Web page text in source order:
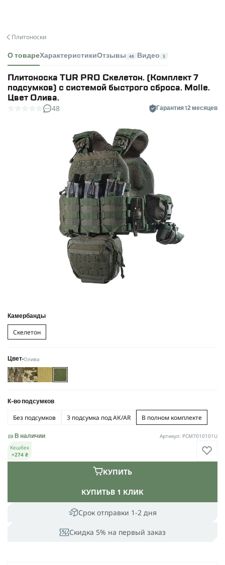
Плитоноски
О товареХарактеристикиОтзывы 48 Видео 3
Плитоноска TUR PRO Скелетон. (Комплект 7
подсумков) с системой быстрого сброса. Molle.
Цвет Олива.
48 Гарантия 12 месяцев
Камербанды
Скелетон
Цвет Олива
К-во подсумков
Без подсумков 3 подсумка под АК/AR В полном комплекте
Срок отправки 1-2 дня
Скидка 5% на первый заказ
КУПИТЬВ 1 КЛИК
КУПИТЬ
В наличии
Артикул: PCM7010101U
Кешбек
+274 ₴